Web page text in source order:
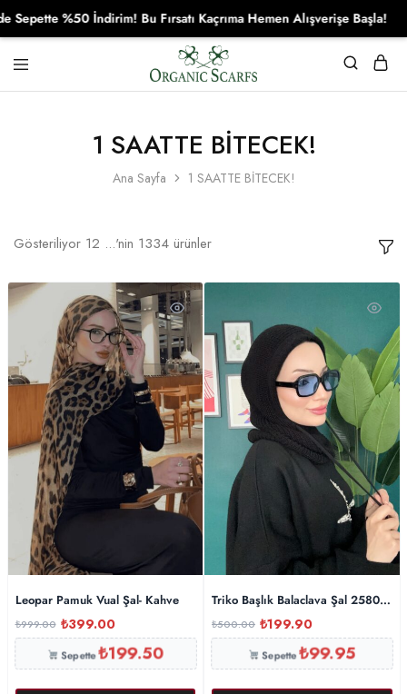
Organikscarf
Ana Sayfa 1 SAATTE BİTECEK!
1 SAATTE BİTECEK!
Gösteriliyor 12 ...'nin 1334 ürünler
Leopar Pamuk Vual Şal- Kahve
₺999.00 ₺399.00
Sepette₺199.50
Triko Başlık Balaclava Şal 25801 –
₺500.00 ₺199.90
Sepette₺99.95
%50 İndirim! Bu Fırsatı Kaçrıma Hemen Alışverişe Başla!